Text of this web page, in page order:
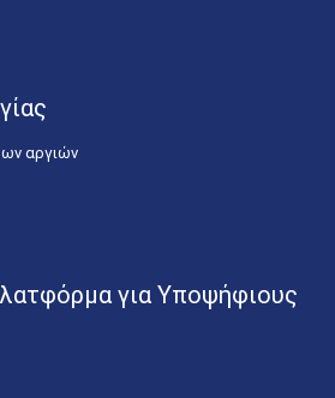
αργιών
για Υποψήφιους